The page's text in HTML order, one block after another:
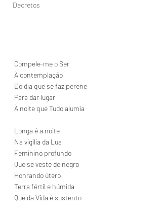
Decretos
Compele-me o Ser
À contemplação
Do dia que se faz perene
Para dar lugar
À noite que Tudo alumia
Longa é a noite
Na vigília da Lua
Feminino profundo
Que se veste de negro
Honrando útero
Terra fértil e húmida
Que da Vida é sustento